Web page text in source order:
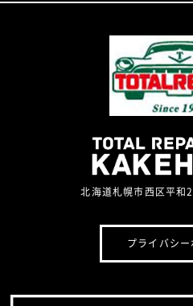
北海道札幌市西区平和
プライバシ